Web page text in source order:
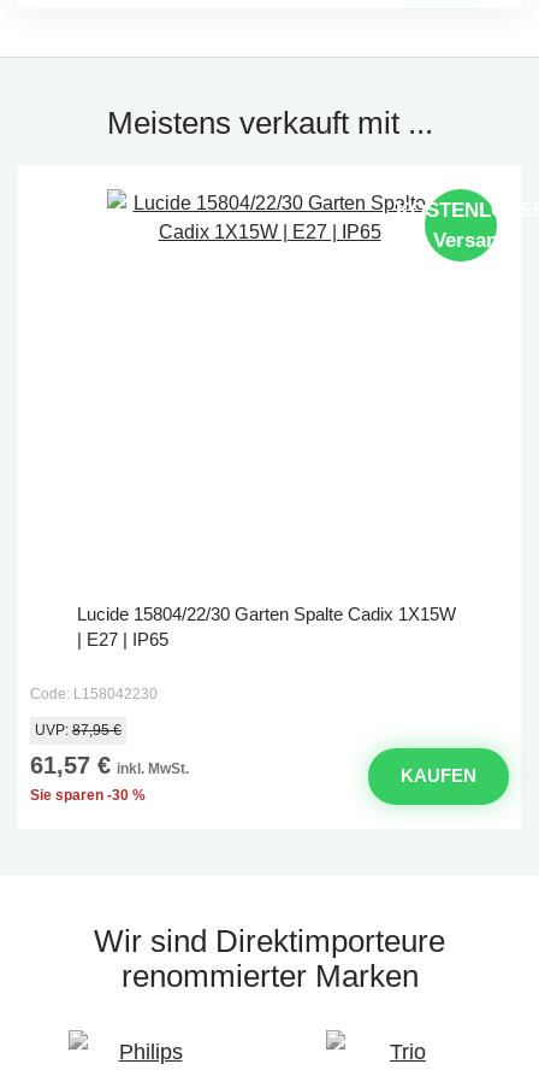
Meistens verkauft mit ...
Versand
Lucide 15804/22/30 Garten Spalte Cadix 1X15W
| E27 | IP65
Code: L158042230
UVP: 87,95 €
61,57 € inkl. MwSt.
Sie sparen -30 %
KAUFEN
Wir sind Direktimporteure
renommierter Marken